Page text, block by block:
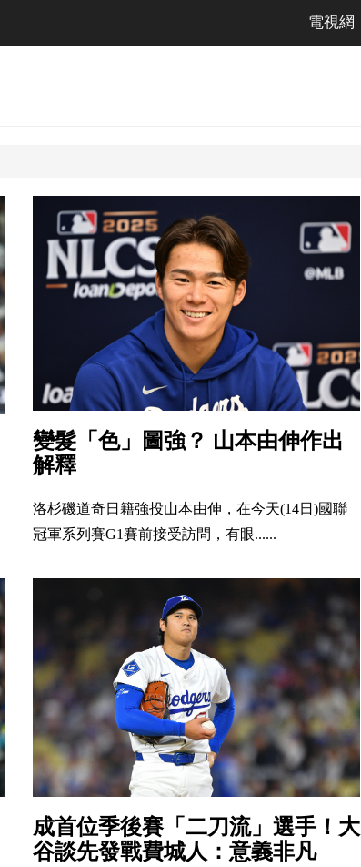
電視網
變髮「色」圖強？ 山本由伸作出
解釋
洛杉磯道奇日籍強投山本由伸，在今天(14日)國聯
冠軍系列賽G1賽前接受訪問，有眼......
成首位季後賽「二刀流」選手！大
谷談先發戰費城人：意義非凡